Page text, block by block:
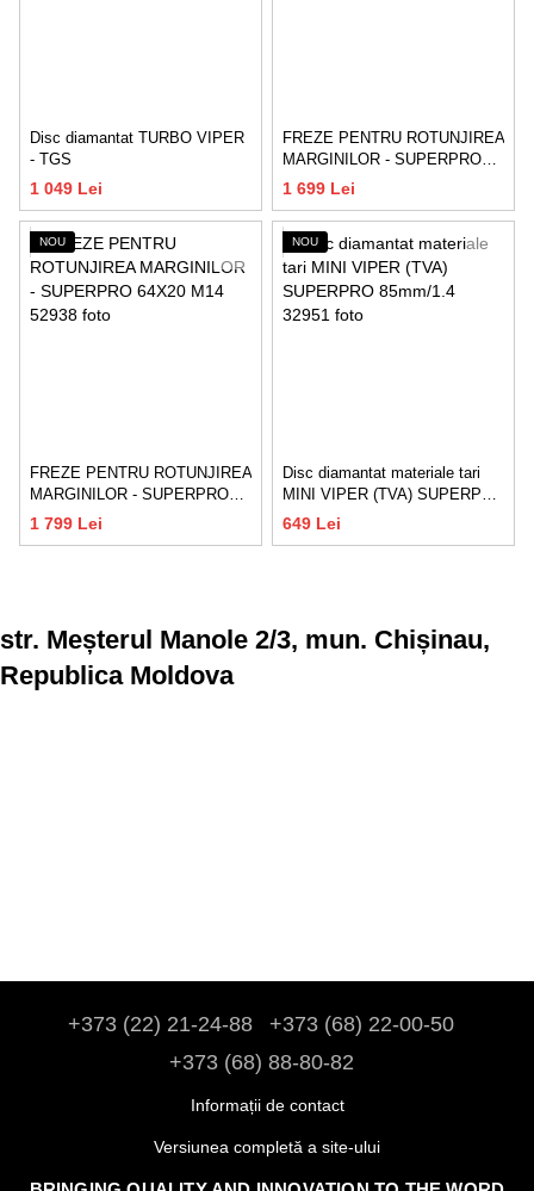
Disc diamantat TURBO VIPER
- TGS
1 049 Lei
FREZE PENTRU ROTUNJIREA
MARGINILOR - SUPERPRO
64XR10 M14
1 699 Lei
NOU
FREZE PENTRU ROTUNJIREA
MARGINILOR - SUPERPRO
64X20 M14
1 799 Lei
NOU
Disc diamantat materiale tari
MINI VIPER (TVA) SUPERPRO
85mm/1.4
649 Lei
str. Meșterul Manole 2/3, mun. Chișinau,
Republica Moldova
+373 (22) 21-24-88
+373 (68) 22-00-50
+373 (68) 88-80-82
Informații de contact
Versiunea completă a site-ului